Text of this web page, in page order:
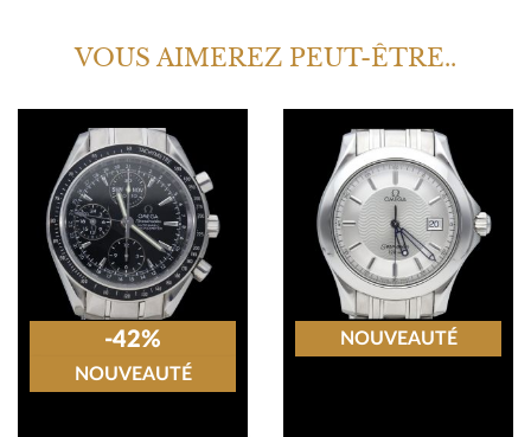
VOUS AIMEREZ PEUT-ÊTRE..
-42%
NOUVEAUTÉ
NOUVEAUTÉ